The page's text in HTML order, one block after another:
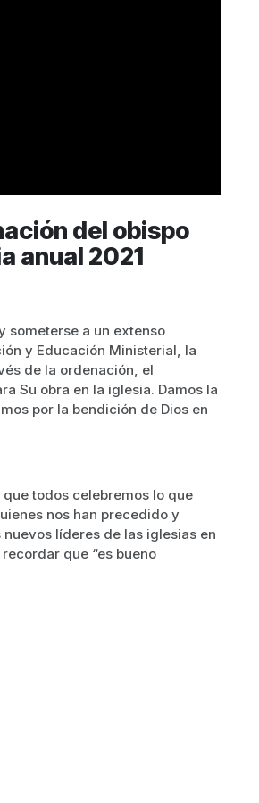
del obispo
anual 2021
someterse a un extenso
y Educación Ministerial, la
de la ordenación, el
Su obra en la iglesia. Damos la
por la bendición de Dios en
que todos celebremos lo que
nos han precedido y
líderes de las iglesias en
que “es bueno